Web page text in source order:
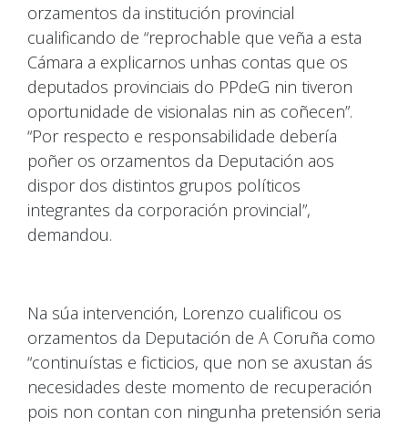
orzamentos da institución provincial
cualificando de “reprochable que veña a esta
Cámara a explicarnos unhas contas que os
deputados provinciais do PPdeG nin tiveron
oportunidade de visionalas nin as coñecen”.
“Por respecto e responsabilidade debería
poñer os orzamentos da Deputación aos
dispor dos distintos grupos políticos
integrantes da corporación provincial”,
demandou.
Na súa intervención, Lorenzo cualificou os
orzamentos da Deputación de A Coruña como
“continuístas e ficticios, que non se axustan ás
necesidades deste momento de recuperación
pois non contan con ningunha pretensión seria